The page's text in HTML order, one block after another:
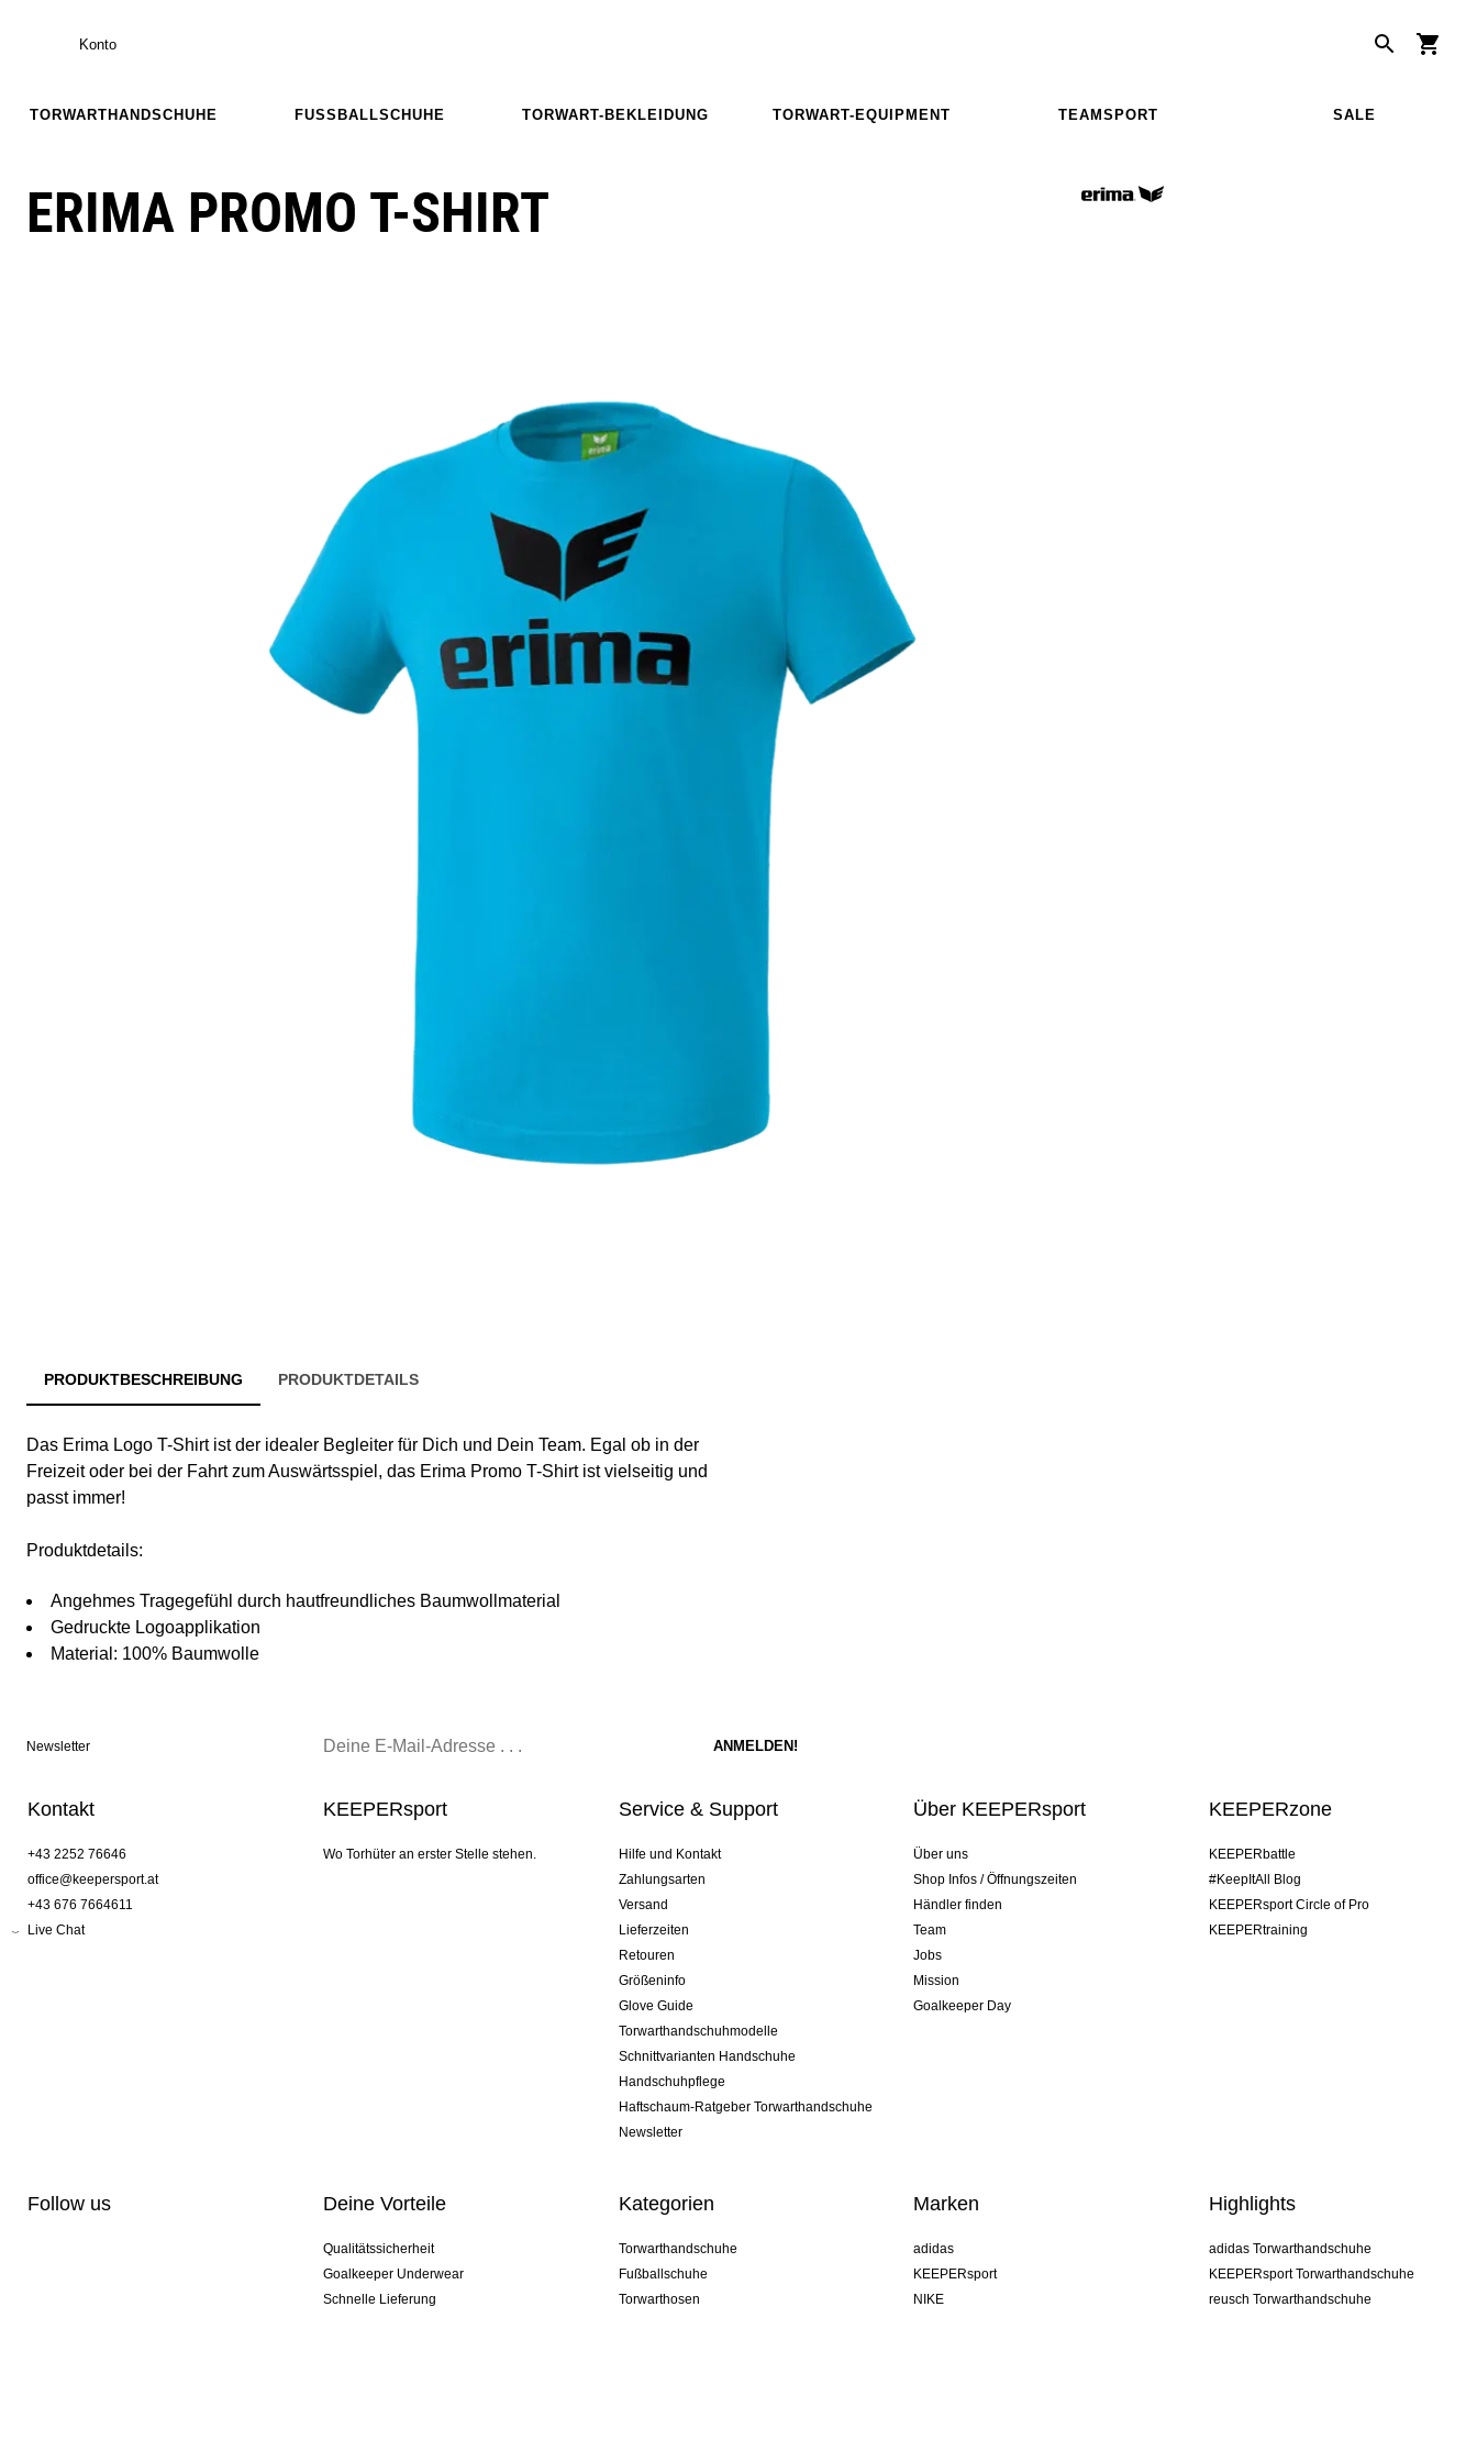
Konto
TORWARTHANDSCHUHE FUSSBALLSCHUHE TORWART-BEKLEIDUNG TORWART-EQUIPMENT TEAMSPORT SALE
ERIMA PROMO T-SHIRT
PRODUKTBESCHREIBUNG PRODUKTDETAILS
Das Erima Logo T-Shirt ist der idealer Begleiter für Dich und Dein Team. Egal ob in der
Freizeit oder bei der Fahrt zum Auswärtsspiel, das Erima Promo T-Shirt ist vielseitig und
passt immer!
Produktdetails:
Angehmes Tragegefühl durch hautfreundliches Baumwollmaterial
Gedruckte Logoapplikation
Material: 100% Baumwolle
Newsletter
Kontakt
+43 2252 76646
office@keepersport.at
+43 676 7664611
Live Chat
KEEPERsport
Wo Torhüter an erster Stelle stehen.
Service & Support
Hilfe und Kontakt
Zahlungsarten
Versand
Lieferzeiten
Retouren
Größeninfo
Glove Guide
Torwarthandschuhmodelle
Schnittvarianten Handschuhe
Handschuhpflege
Haftschaum-Ratgeber Torwarthandschuhe
Newsletter
Über KEEPERsport
Über uns
Shop Infos / Öffnungszeiten
Händler finden
Team
Jobs
Mission
Goalkeeper Day
KEEPERzone
KEEPERbattle
#KeepItAll Blog
KEEPERsport Circle of Pro
KEEPERtraining
Follow us Deine Vorteile
Qualitätssicherheit
Goalkeeper Underwear
Schnelle Lieferung
Kategorien
Torwarthandschuhe
Fußballschuhe
Torwarthosen
Marken
adidas
KEEPERsport
NIKE
Highlights
adidas Torwarthandschuhe
KEEPERsport Torwarthandschuhe
reusch Torwarthandschuhe